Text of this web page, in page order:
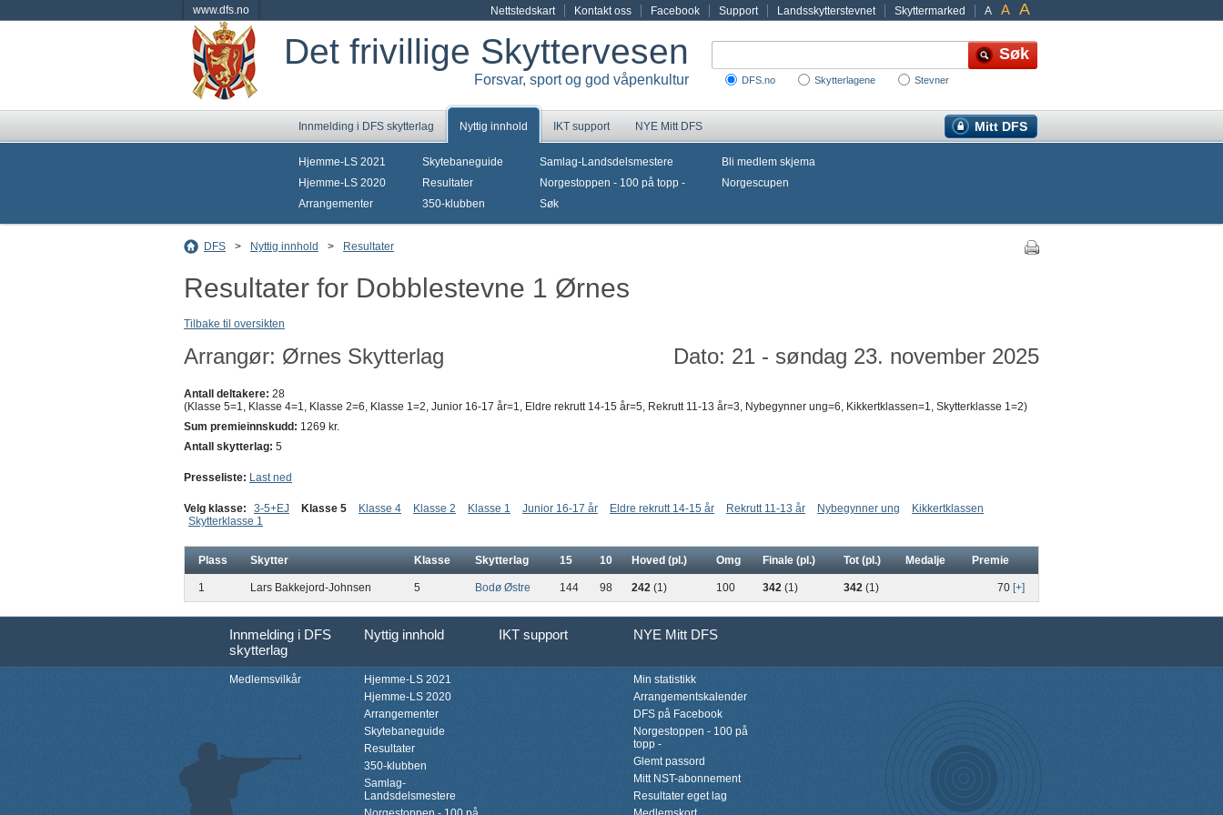
www.dfs.no A A A
Nettstedskart Kontakt oss Facebook Support Landsskytterstevnet Skyttermarked
Det frivillige Skyttervesen
Forsvar, sport og god våpenkultur DFS.no Skytterlagene Stevner
Innmelding i DFS skytterlag Nyttig innhold IKT support Mitt DFS
NYE Mitt DFS
Hjemme-LS 2021
Hjemme-LS 2020
Arrangementer
Skytebaneguide
Resultater
350-klubben
Samlag-Landsdelsmestere
Norgestoppen - 100 på topp -
Søk
Bli medlem skjema
Norgescupen
DFS > Nyttig innhold > Resultater
Resultater for Dobblestevne 1 Ørnes
Tilbake til oversikten
Arrangør: Ørnes Skytterlag Dato: 21 - søndag 23. november 2025
Antall deltakere: 28
(Klasse 5=1, Klasse 4=1, Klasse 2=6, Klasse 1=2, Junior 16-17 år=1, Eldre rekrutt 14-15 år=5, Rekrutt 11-13 år=3, Nybegynner ung=6, Kikkertklassen=1, Skytterklasse 1=2)
Sum premieinnskudd: 1269 kr.
Antall skytterlag: 5
Presseliste: Last ned
Velg klasse: 3-5+EJ Klasse 5 Klasse 4 Klasse 2 Klasse 1 Junior 16-17 år Eldre rekrutt 14-15 år Rekrutt 11-13 år Nybegynner ung
Kikkertklassen
Skytterklasse 1
Plass Skytter Klasse Skytterlag 15 10 Hoved (pl.) Omg Finale (pl.) Tot (pl.) Medalje Premie
1 Lars Bakkejord-Johnsen 5 Bodø Østre 144 98 242 (1) 100 342 (1) 342 (1) 70 [+]
Innmelding i DFS
skytterlag
Nyttig innhold IKT support NYE Mitt DFS
Medlemsvilkår
Hjemme-LS 2021
Hjemme-LS 2020
Arrangementer
Skytebaneguide
Resultater
350-klubben
Samlag-
Landsdelsmestere
Min statistikk
Arrangementskalender
DFS på Facebook
Norgestoppen - 100 på
topp -
Glemt passord
Mitt NST-abonnement
Resultater eget lag